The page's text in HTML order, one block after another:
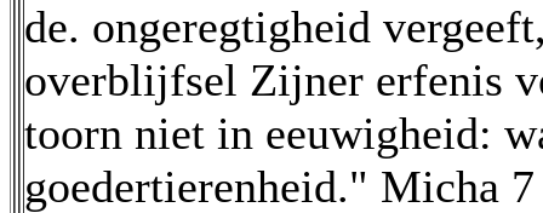
de. ongeregtigheid
overblijfsel Zijner erfenis
toorn niet in eeuwigheid:
goedertierenheid." Micha